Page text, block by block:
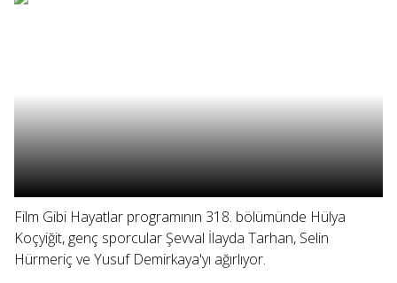
Film Gibi Hayatlar programının 318. bölümünde Hülya
Koçyiğit, genç sporcular Şevval İlayda Tarhan, Selin
Hürmeriç ve Yusuf Demirkaya'yı ağırlıyor.